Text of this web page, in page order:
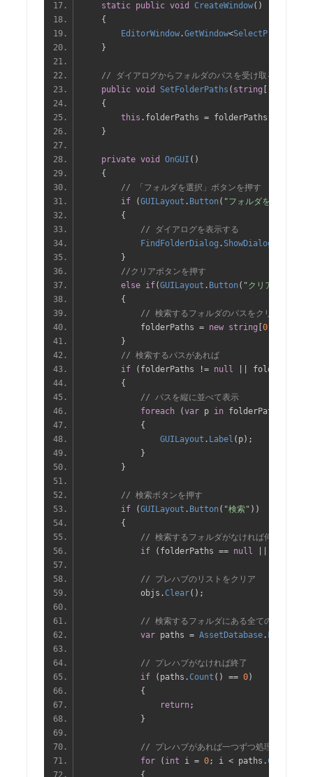
static public void CreateWindow()
{
EditorWindow .GetWindow<SelectPrefabs
}
// ダイアログからフォルダのパスを受け取る
public void SetFolderPaths ( string
{
this . folderPaths = folderPaths
}
private void OnGUI ()
{
// 「フォルダを選択」ボタンを押す
if
(GUILayout . Button( "フォルダを選択"
{
// ダイアログを表示する
FindFolderDialog . ShowDialog
}
//クリアボタンを押す
else if(GUILayout . Button( "クリア"
{
// 検索するフォルダのパスをクリア
            folderPaths
= new string 0
}
// 検索するパスがあれば
if
( folderPaths != null folderPaths
{
// パスを縦に並べて表示
foreach
(var p in folderPaths
{
GUILayout . Label ( p);
}
}
// 検索ボタンを押す
if
(GUILayout . Button( "検索" ))
{
// 検索するフォルダがなければ何もしない
if
( folderPaths == null
// プレハブのリストをクリア
            objs
.Clear();
// 検索するフォルダにある全てのプレハブ
var paths = AssetDatabase .
// プレハブがなければ終了
if
( paths .Count () == 0)
{
return;
}
// プレハブがあれば一つずつ処理
for
( int i = 0; i < paths .Count
{